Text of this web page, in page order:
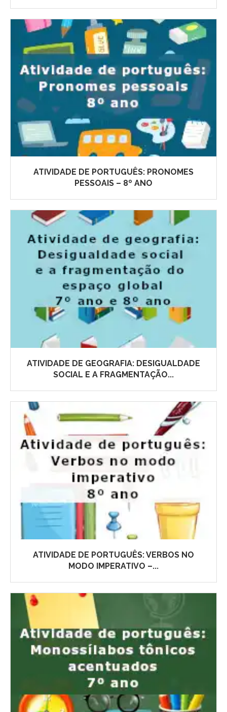
ATIVIDADE DE PORTUGUÊS: PRONOMES
PESSOAIS – 8º ANO
ATIVIDADE DE GEOGRAFIA: DESIGUALDADE
SOCIAL E A FRAGMENTAÇÃO...
ATIVIDADE DE PORTUGUÊS: VERBOS NO
MODO IMPERATIVO –...